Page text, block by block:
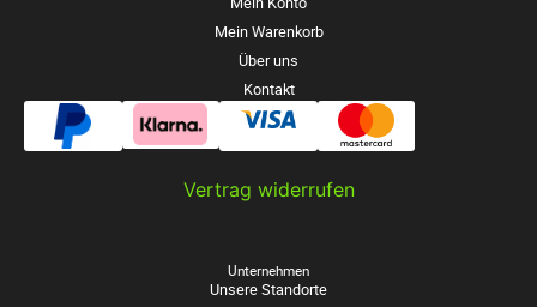
Mein Warenkorb
Über uns
Kontakt
Vertrag widerrufen
Unternehmen
Unsere Standorte